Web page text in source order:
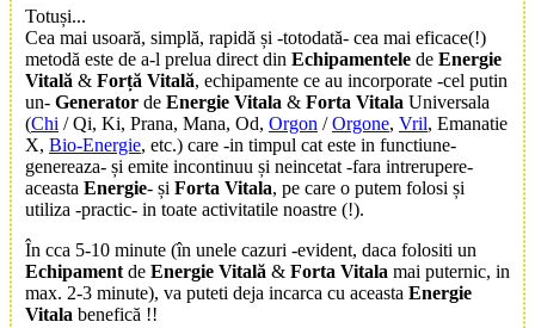
Totuși...
Cea mai usoară, simplă, rapidă și -totodată- cea mai eficace(!)
metodă este de a-l prelua direct din Echipamentele de Energie
Vitală & Forță Vitală, echipamente ce au incorporate -cel putin
un- Generator de Energie Vitala & Forta Vitala Universala
(Chi / Qi, Ki, Prana, Mana, Od, Orgon /Orgone, Vril, Emanatie
X, Bio-Energie, etc.) care -in timpul cat este in functiune-
genereaza- și emite incontinuu și neincetat -fara intrerupere-
aceasta Energie- și Forta Vitala, pe care o putem folosi și
utiliza -practic- in toate activitatile noastre (!).
În cca 5-10 minute (în unele cazuri -evident, daca folositi un
Echipamentde Energie Vitală & Forta Vitala mai puternic, in
max. 2-3 minute), va puteti deja incarca cu aceasta Energie
Vitala benefică !!